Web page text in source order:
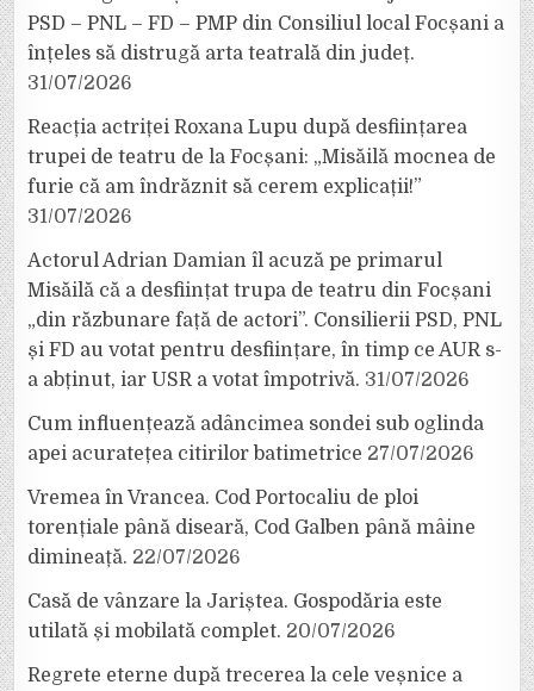
PSD – PNL – FD – PMP din Consiliul local Focșani a
înțeles să distrugă arta teatrală din județ.
31/07/2026
Reacția actriței Roxana Lupu după desființarea
trupei de teatru de la Focșani: „Misăilă mocnea de
furie că am îndrăznit să cerem explicații!”
31/07/2026
Actorul Adrian Damian îl acuză pe primarul
Misăilă că a desființat trupa de teatru din Focșani
„din răzbunare față de actori”. Consilierii PSD, PNL
și FD au votat pentru desființare, în timp ce AUR s-
a abținut, iar USR a votat împotrivă. 31/07/2026
Cum influențează adâncimea sondei sub oglinda
apei acuratețea citirilor batimetrice 27/07/2026
Vremea în Vrancea. Cod Portocaliu de ploi
torențiale până diseară, Cod Galben până mâine
dimineață. 22/07/2026
Casă de vânzare la Jariștea. Gospodăria este
utilată și mobilată complet. 20/07/2026
Regrete eterne după trecerea la cele veșnice a